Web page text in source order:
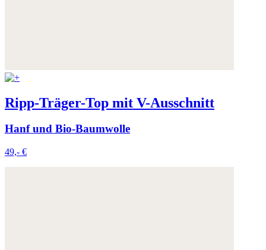
Ripp-Träger-Top mit V-Ausschnitt
Hanf und Bio-Baumwolle
49,- €